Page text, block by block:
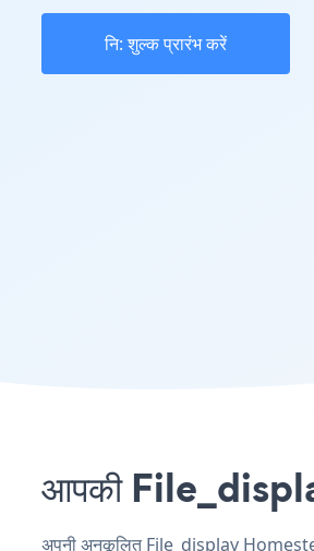
नि: शुल्क प्रारंभ करें
आपकी
अपनी अनुकूलित File_display